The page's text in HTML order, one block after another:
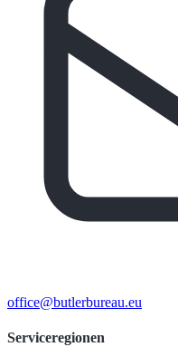
office@butlerbureau.eu
Serviceregionen